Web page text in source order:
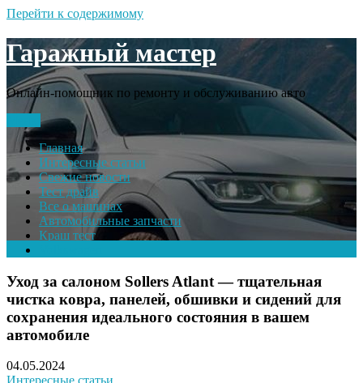
Перейти к содержимому
Гаражный мастер
Онлайн-помощник по ремонту и обслуживанию авто
Главная
Интересные статьи
Свежие новости
Тест драйв
Все о машинах
Автомобильные запчасти
Краш тест
Уход за салоном Sollers Atlant — тщательная
чистка ковра, панелей, обшивки и сидений для
сохранения идеального состояния в вашем
автомобиле
04.05.2024